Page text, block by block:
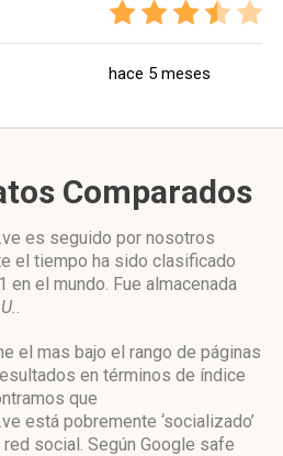
hace 5 meses
Comparados
es seguido por nosotros
el tiempo ha sido clasificado
en el mundo. Fue almacenada
.
el mas bajo el rango de páginas
en términos de índice
que
está pobremente ‘socializado’
social. Según Google safe